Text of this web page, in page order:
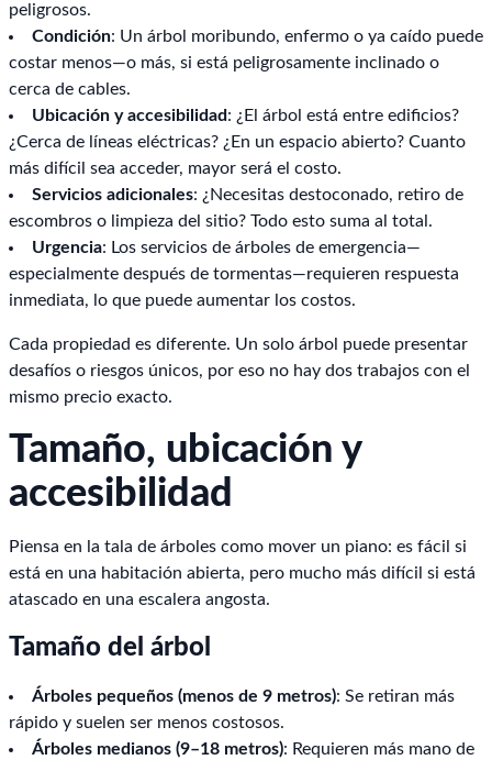
peligrosos.
Condición: Un árbol moribundo, enfermo o ya caído puede
costar menos—o más, si está peligrosamente inclinado o
cerca de cables.
Ubicación y accesibilidad: ¿El árbol está entre edificios?
¿Cerca de líneas eléctricas? ¿En un espacio abierto? Cuanto
más difícil sea acceder, mayor será el costo.
Servicios adicionales: ¿Necesitas destoconado, retiro de
escombros o limpieza del sitio? Todo esto suma al total.
Urgencia: Los servicios de árboles de emergencia—
especialmente después de tormentas—requieren respuesta
inmediata, lo que puede aumentar los costos.
Cada propiedad es diferente. Un solo árbol puede presentar
desafíos o riesgos únicos, por eso no hay dos trabajos con el
mismo precio exacto.
Tamaño, ubicación y
accesibilidad
Piensa en la tala de árboles como mover un piano: es fácil si
está en una habitación abierta, pero mucho más difícil si está
atascado en una escalera angosta.
Tamaño del árbol
Árboles pequeños (menos de 9 metros): Se retiran más
rápido y suelen ser menos costosos.
Árboles medianos (9–18 metros): Requieren más mano de